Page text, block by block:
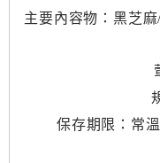
主要內容物：黑芝
保存期限：常